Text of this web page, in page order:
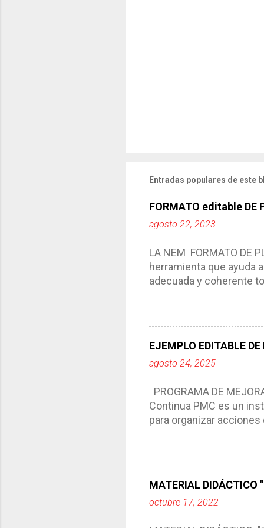
Entradas populares de este
FORMATO editable DE
agosto 22, 2023
LA NEM FORMATO DE
herramienta que ayuda
adecuada y coherente
aprendizaje. La
Tiene un carácter
interacción de otros
EJEMPLO EDITABLE
agosto 24, 2025
PROGRAMA DE
Continua PMC es un
para organizar
concreta y realista
problemáticas
PROGRAMA DE
comunidad educativa.
MATERIAL DIDÁCTICO
octubre 17, 2022